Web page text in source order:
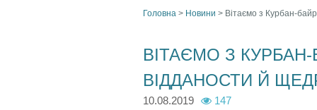
тут
Головна > Новини > Вітаємо з Курбан-
ВІТАЄМО З
ВІДДАНОСТИ Й
10.08.2019 147